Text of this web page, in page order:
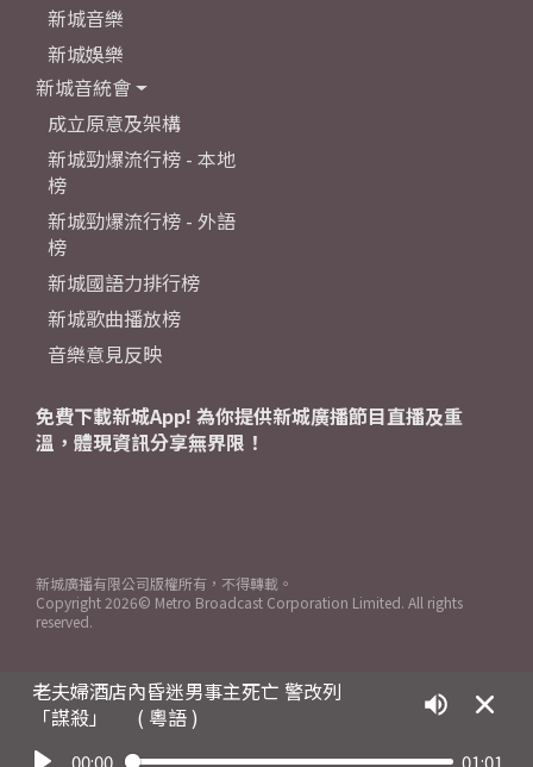
老夫婦酒店內昏迷男事主死亡 警改列
「謀殺」
( 粵語 )
00:00 01:01
新城音樂
新城娛樂
新城音統會
成立原意及架構
新城勁爆流行榜 - 本地
榜
新城勁爆流行榜 - 外語
榜
新城國語力排行榜
新城歌曲播放榜
音樂意見反映
免費下載新城App! 為你提供新城廣播節目直播及重
溫，體現資訊分享無界限！
新城廣播有限公司版權所有，不得轉載。
Copyright 2026© Metro Broadcast Corporation Limited. All rights
reserved.